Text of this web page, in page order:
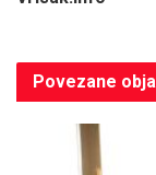
Povezane